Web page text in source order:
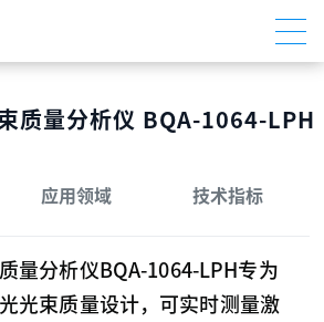
质量分析仪 BQA-1064-LPH
应用领域 技术指标
量分析仪BQA-1064-LPH专为
光束质量设计，可实时测量激